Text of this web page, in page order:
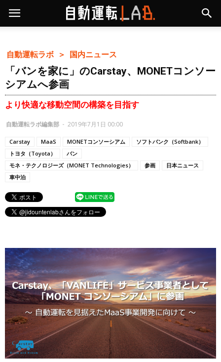
自動運転ラボ ＞ 国内ニュース
「バンを家に」のCarstay、MONETコンソー
シアムへ参画
より快適な移動空間の構築を目指す
自動運転ラボ編集部 - 2019年7月1日 00:00
Carstay MaaS MONETコンソーシアム
ソフトバンク（Softbank）
トヨタ（Toyota）
バン
モネ・テクノロジーズ（MONET Technologies）
参画
日本ニュース
車中泊